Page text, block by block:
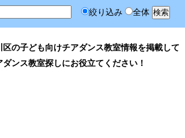
絞り込み 全体
の子ども向けチアダンス教室情報を掲載して
ンス教室探しにお役立てください！